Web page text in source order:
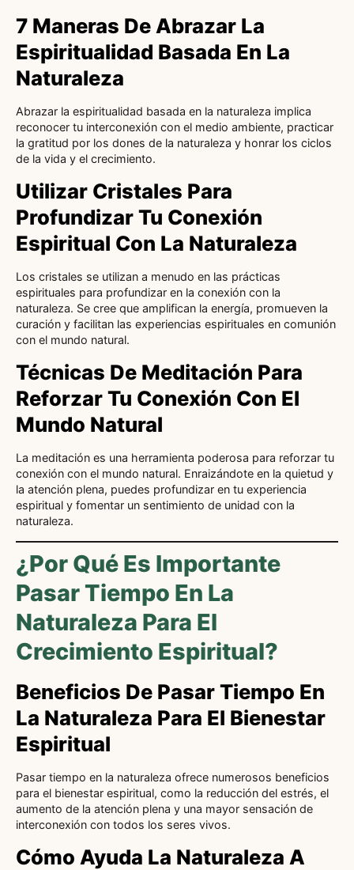
7 Maneras De Abrazar La
Espiritualidad Basada En La
Naturaleza
Abrazar la espiritualidad basada en la naturaleza implica
reconocer tu interconexión con el medio ambiente, practicar
la gratitud por los dones de la naturaleza y honrar los ciclos
de la vida y el crecimiento.
Utilizar Cristales Para
Profundizar Tu Conexión
Espiritual Con La Naturaleza
Los cristales se utilizan a menudo en las prácticas
espirituales para profundizar en la conexión con la
naturaleza. Se cree que amplifican la energía, promueven la
curación y facilitan las experiencias espirituales en comunión
con el mundo natural.
Técnicas De Meditación Para
Reforzar Tu Conexión Con El
Mundo Natural
La meditación es una herramienta poderosa para reforzar tu
conexión con el mundo natural. Enraizándote en la quietud y
la atención plena, puedes profundizar en tu experiencia
espiritual y fomentar un sentimiento de unidad con la
naturaleza.
¿Por Qué Es Importante
Pasar Tiempo En La
Naturaleza Para El
Crecimiento Espiritual?
Beneficios De Pasar Tiempo En
La Naturaleza Para El Bienestar
Espiritual
Pasar tiempo en la naturaleza ofrece numerosos beneficios
para el bienestar espiritual, como la reducción del estrés, el
aumento de la atención plena y una mayor sensación de
interconexión con todos los seres vivos.
Cómo Ayuda La Naturaleza A